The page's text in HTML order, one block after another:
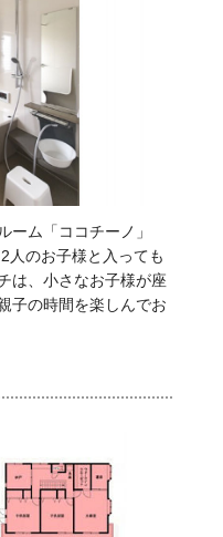
ーム「ココチーノ」
人のお子様と入っても
は、小さなお子様が座
子の時間を楽しんでお